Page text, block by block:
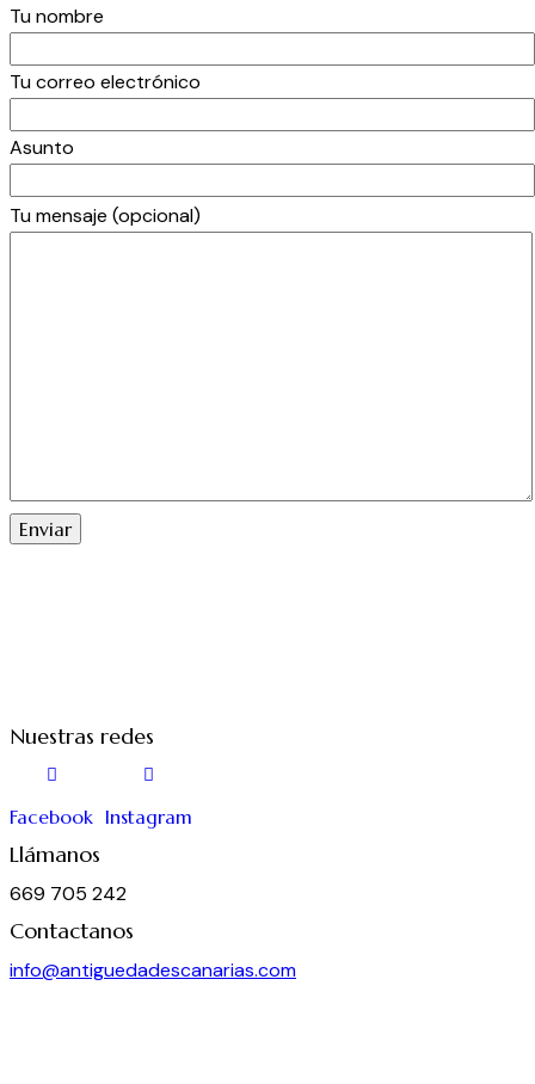
Tu nombre
Tu correo electrónico
Asunto
Por
Tu mensaje (opcional)
Nuestras redes
Facebook Instagram
Llámanos
669 705 242
Contactanos
info@antiguedadescanarias.com